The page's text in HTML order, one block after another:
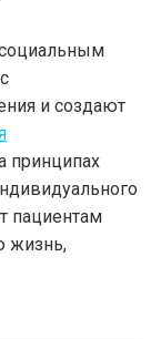
и создают
принципах
пациентам
жизнь,